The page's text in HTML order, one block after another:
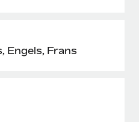
Engels, Frans